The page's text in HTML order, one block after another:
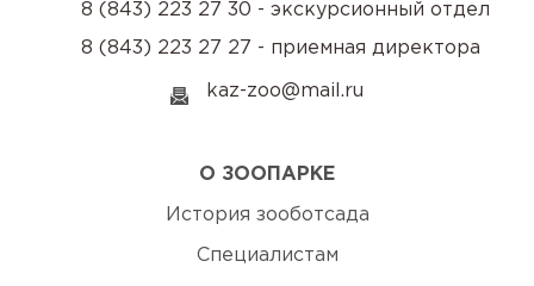
О ЗООПАРКЕ
История зооботсада
Специалистам
8 (843) 223 27 30 - экскурсионный отдел
8 (843) 223 27 27 - приемная директора
kaz-zoo@mail.ru